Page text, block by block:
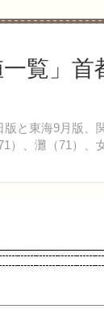
覧」首
と東海9月版、
、灘（71）、